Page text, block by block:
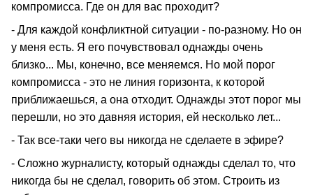
компромисса. Где он для вас проходит?
- Для каждой конфликтной ситуации - по-разному. Но он
у меня есть. Я его почувствовал однажды очень
близко... Мы, конечно, все меняемся. Но мой порог
компромисса - это не линия горизонта, к которой
приближаешься, а она отходит. Однажды этот порог мы
перешли, но это давняя история, ей несколько лет...
- Так все-таки чего вы никогда не сделаете в эфире?
- Сложно журналисту, который однажды сделал то, что
никогда бы не сделал, говорить об этом. Строить из